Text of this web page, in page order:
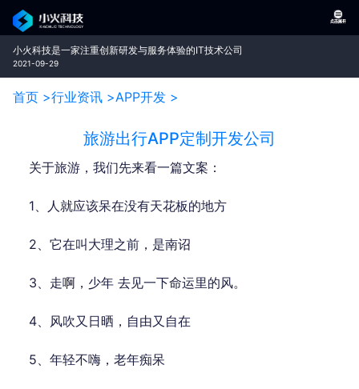
小火科技是一家注重创新研发与服务体验的IT技术公司
2021-09-29
首页 >行业资讯 >APP开发 >
旅游出行APP定制开发公司
关于旅游，我们先来看一篇文案：
1、人就应该呆在没有天花板的地方
2、它在叫大理之前，是南诏
3、走啊，少年 去见一下命运里的风。
4、风吹又日晒，自由又自在
5、年轻不嗨，老年痴呆